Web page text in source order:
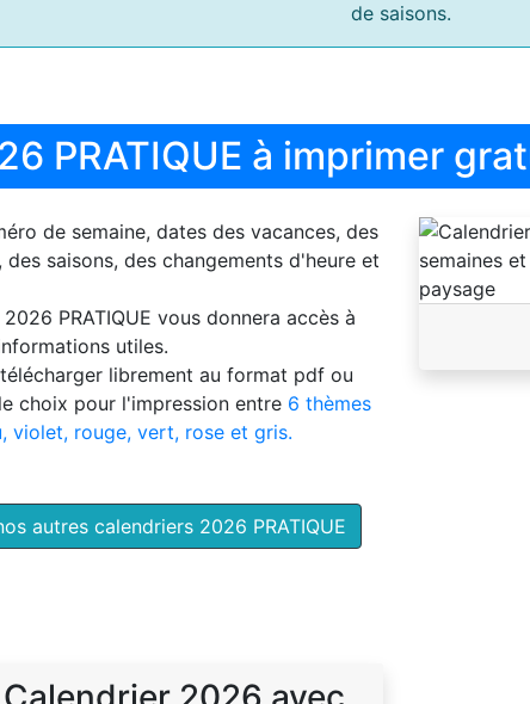
de saisons.
PRATIQUE à imprimer
de semaine, dates des vacances, des
saisons, des changements d'heure et
PRATIQUE vous donnera accès à
utiles.
librement au format pdf ou
choix pour l'impression entre 6 thèmes
violet, rouge, vert, rose et gris.
autres calendriers 2026 PRATIQUE